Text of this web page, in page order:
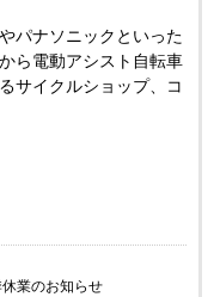
パナソニックといった
ら電動アシスト自転車
サイクルショップ、コ
業のお知らせ